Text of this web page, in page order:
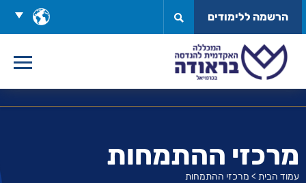
לתוכן
בחר
שפה
הרשמה ללימודים
מרכזי ההתמחות
עמוד הבית > מרכזי ההתמחות